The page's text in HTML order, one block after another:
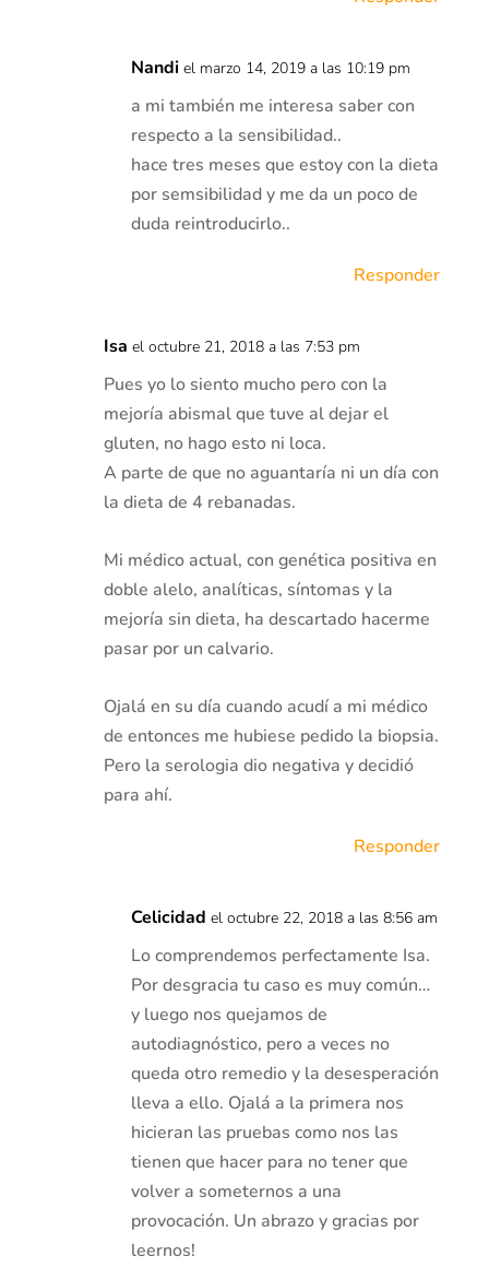
Nandi el marzo 14, 2019 a las 10:19 pm
a mi también me interesa saber con
respecto a la sensibilidad..
hace tres meses que estoy con la dieta
por semsibilidad y me da un poco de
duda reintroducirlo..
Responder
Isa el octubre 21, 2018 a las 7:53 pm
Pues yo lo siento mucho pero con la
mejoría abismal que tuve al dejar el
gluten, no hago esto ni loca.
A parte de que no aguantaría ni un día con
la dieta de 4 rebanadas.
Mi médico actual, con genética positiva en
doble alelo, analíticas, síntomas y la
mejoría sin dieta, ha descartado hacerme
pasar por un calvario.
Ojalá en su día cuando acudí a mi médico
de entonces me hubiese pedido la biopsia.
Pero la serologia dio negativa y decidió
para ahí.
Responder
Celicidad el octubre 22, 2018 a las 8:56 am
Lo comprendemos perfectamente Isa.
Por desgracia tu caso es muy común…
y luego nos quejamos de
autodiagnóstico, pero a veces no
queda otro remedio y la desesperación
lleva a ello. Ojalá a la primera nos
hicieran las pruebas como nos las
tienen que hacer para no tener que
volver a someternos a una
provocación. Un abrazo y gracias por
leernos!